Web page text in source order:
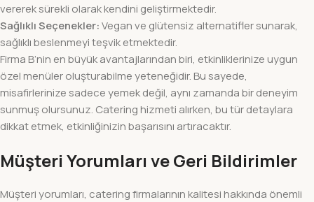
vererek sürekli olarak kendini geliştirmektedir.
Sağlıklı Seçenekler:Vegan ve glütensiz alternatifler sunarak,
sağlıklı beslenmeyi teşvik etmektedir.
Firma B’nin en büyük avantajlarından biri, etkinliklerinize uygun
özel menüler oluşturabilme yeteneğidir. Bu sayede,
misafirlerinize sadece yemek değil, aynı zamanda bir deneyim
sunmuş olursunuz. Catering hizmeti alırken, bu tür detaylara
dikkat etmek, etkinliğinizin başarısını artıracaktır.
Müşteri Yorumları ve Geri Bildirimler
Müşteri yorumları, catering firmalarının kalitesi hakkında önemli